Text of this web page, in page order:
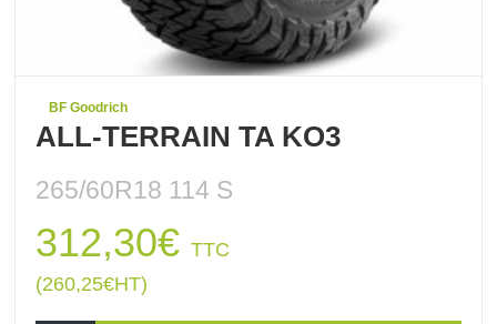
BF Goodrich
ALL-TERRAIN TA KO3
265/60R18 114 S
312,30€ TTC
(260,25€HT)